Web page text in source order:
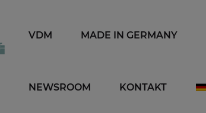
VDM MADE IN GERMANY
NEWSROOM KONTAKT